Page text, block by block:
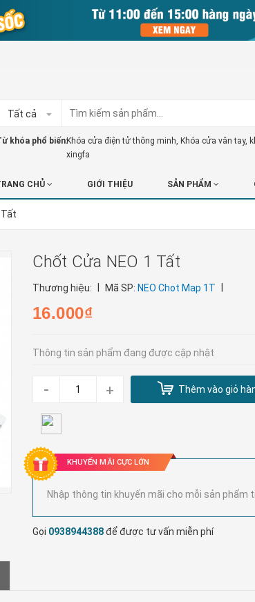
Tất cả
khóa phổ biến:Khóa cửa điện tử thông minh, Khóa cửa vân tay,
xingfa
CHỦ GIỚI THIỆU SẢN PHẨM
Tất
Chốt Cửa NEO 1 Tất
Thương hiệu: Mã SP: NEO Chot Map 1T
16.000₫
Thông tin sản phẩm đang được cập nhật
- + Thêm vào giỏ
KHUYẾN MÃI CỰC LỚN
Nhập thông tin khuyến mãi cho mỗi sản phẩm
Gọi 0938944388để được tư vấn miễn phí